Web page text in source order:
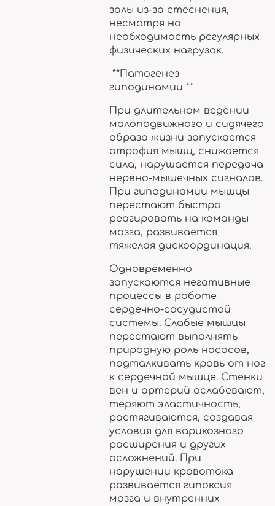
залы из-за стеснения,
несмотря на
необходимость регулярных
физических нагрузок.
**Патогенез
гиподинамии **
При длительном ведении
малоподвижного и сидячего
образа жизни запускается
атрофия мышц, снижается
сила, нарушается передача
нервно-мышечных сигналов.
При гиподинамии мышцы
перестают быстро
реагировать на команды
мозга, развивается
тяжелая дискоординация.
Одновременно
запускаются негативные
процессы в работе
сердечно-сосудистой
системы. Слабые мышцы
перестают выполнять
природную роль насосов,
подталкивать кровь от ног
к сердечной мышце. Стенки
вен и артерий ослабевают,
теряют эластичность,
растягиваются, создавая
условия для варикозного
расширения и других
осложнений. При
нарушении кровотока
развивается гипоксия
мозга и внутренних